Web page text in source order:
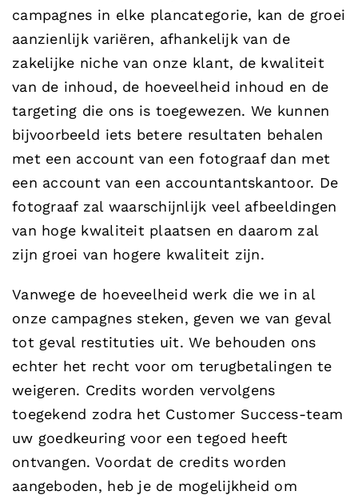
Anderen
Winkelwagen
Nederlands
campagnes in elke plancategorie, kan de groei
aanzienlijk variëren, afhankelijk van de
zakelijke niche van onze klant, de kwaliteit
van de inhoud, de hoeveelheid inhoud en de
targeting die ons is toegewezen. We kunnen
bijvoorbeeld iets betere resultaten behalen
met een account van een fotograaf dan met
een account van een accountantskantoor. De
fotograaf zal waarschijnlijk veel afbeeldingen
van hoge kwaliteit plaatsen en daarom zal
zijn groei van hogere kwaliteit zijn.
Vanwege de hoeveelheid werk die we in al
onze campagnes steken, geven we van geval
tot geval restituties uit. We behouden ons
echter het recht voor om terugbetalingen te
weigeren. Credits worden vervolgens
toegekend zodra het Customer Success-team
uw goedkeuring voor een tegoed heeft
ontvangen. Voordat de credits worden
aangeboden, heb je de mogelijkheid om